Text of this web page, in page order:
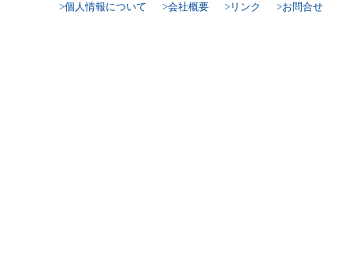
個人情報について 会社概要 リンク お問合せ